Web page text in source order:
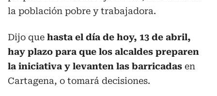
la población pobre y trabajadora.
Dijo que hasta el día de hoy, 13 de abril,
hay plazo para que los alcaldes preparen
la iniciativa y levanten las barricadas en
Cartagena, o tomará decisiones.